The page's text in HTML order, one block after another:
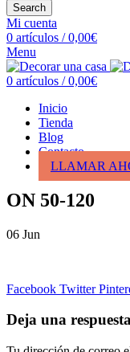
Search
Mi cuenta
0 artículos / 0,00€
Menu
0 artículos / 0,00€
Inicio
Tienda
Blog
Contacto
LLAMAR
ON 50-120
06 Jun
Facebook Twitter
Deja una